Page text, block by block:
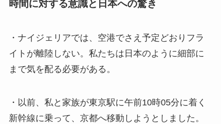
時間に対する意識と日本への驚き
・ナイジェリアでは、空港でさえ予定どおりフラ
イトが離陸しない。私たちは日本のように細部に
まで気を配る必要がある。
・以前、私と家族が東京駅に午前10時05分に着く
新幹線に乗って、京都へ移動しようとしました。